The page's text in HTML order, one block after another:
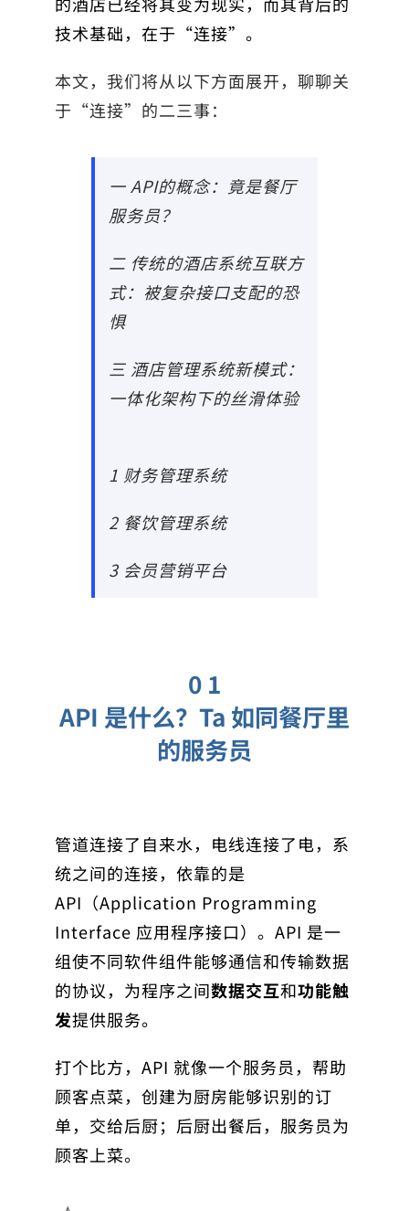
技术基础，在于“连接”。
本文，我们将从以下方面展开，聊聊关
于“连接”的二三事：
一 API的概念：竟是餐厅
服务员？
二 传统的酒店系统互联方
式：被复杂接口支配的恐
惧
三 酒店管理系统新模式：
一体化架构下的丝滑体验
1 财务管理系统
2 餐饮管理系统
3 会员营销平台
0 1
API 是什么？Ta 如同餐厅里
的服务员
管道连接了自来水，电线连接了电，系
统之间的连接，依靠的是
API（Application Programming
Interface 应用程序接口）。API 是一
组使不同软件组件能够通信和传输数据
的协议，为程序之间数据交互和功能触
发提供服务。
打个比方，API 就像一个服务员，帮助
顾客点菜，创建为厨房能够识别的订
单，交给后厨；后厨出餐后，服务员为
顾客上菜。